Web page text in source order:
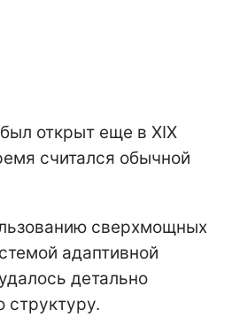
открыт еще в XIX
считался обычной
сверхмощных
адаптивной
детально
структуру.